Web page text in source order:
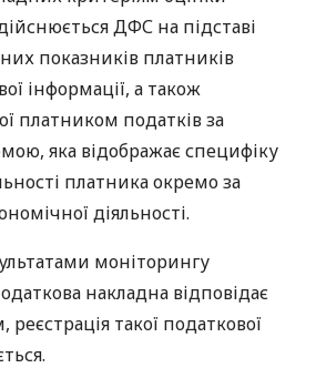
ДФС на підставі
показників платників
інформації, а також
платником податків за
яка відображає специфіку
платника окремо за
діяльності.
моніторингу
накладна відповідає
такої податкової